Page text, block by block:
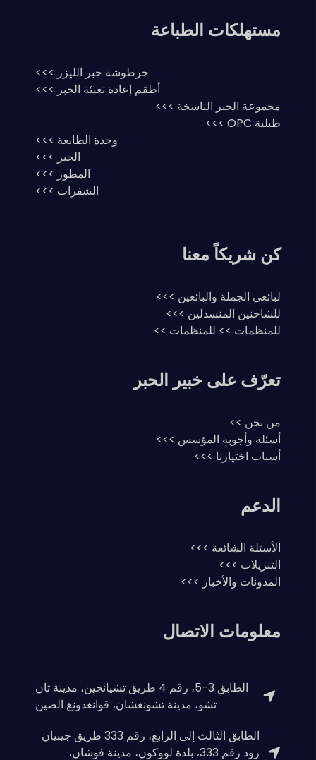
مستهلكات الطباعة
خرطوشة حبر الليزر >>>
أطقم إعادة تعبئة الحبر >>>
مجموعة الحبر الناسخة >>>
طبلية OPC >>>
وحدة الطابعة >>>
الحبر >>>
المطور >>>
الشفرات >>>
كن شريكاً معنا
لبائعي الجملة والبائعين >>>
للشاحنين المنسدلين >>>
للمنظمات >> للمنظمات >>
تعرّف على خبير الحبر
من نحن >>
أسئلة وأجوبة المؤسس >>>
أسباب اختيارنا >>>
الدعم
الأسئلة الشائعة >>>
التنزيلات >>>
المدونات والأخبار >>>
معلومات الاتصال
الطابق 3-5، رقم 4 طريق تشيانجين، مدينة تان
تشو، مدينة تشونغشان، قوانغدونغ الصين
الطابق الثالث إلى الرابع، رقم 333 طريق جيبيان
رود رقم 333، بلدة لووكون، مدينة فوشان،